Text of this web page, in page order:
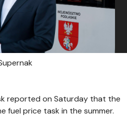
reported on Saturday that the
fuel price task in the summer.